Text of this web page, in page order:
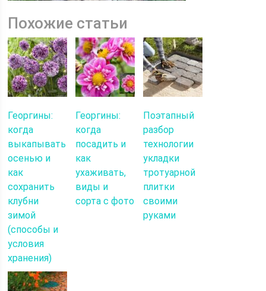
Похожие статьи
Георгины:
когда
выкапывать
осенью и
как
сохранить
клубни
зимой
(способы и
условия
хранения)
Георгины:
когда
посадить и
как
ухаживать,
виды и
сорта с фото
Поэтапный
разбор
технологии
укладки
тротуарной
плитки
своими
руками